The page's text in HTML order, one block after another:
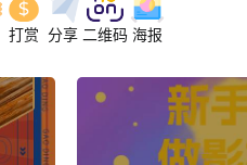
打赏 分享 二维码 海报